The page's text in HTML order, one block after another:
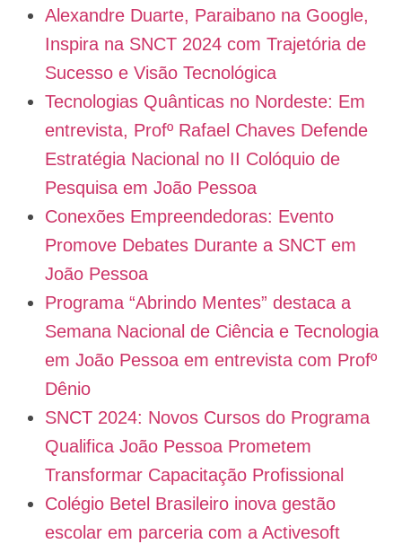
Alexandre Duarte, Paraibano na Google,
Inspira na SNCT 2024 com Trajetória de
Sucesso e Visão Tecnológica
Tecnologias Quânticas no Nordeste: Em
entrevista, Profº Rafael Chaves Defende
Estratégia Nacional no II Colóquio de
Pesquisa em João Pessoa
Conexões Empreendedoras: Evento
Promove Debates Durante a SNCT em
João Pessoa
Programa “Abrindo Mentes” destaca a
Semana Nacional de Ciência e Tecnologia
em João Pessoa em entrevista com Profº
Dênio
SNCT 2024: Novos Cursos do Programa
Qualifica João Pessoa Prometem
Transformar Capacitação Profissional
Colégio Betel Brasileiro inova gestão
escolar em parceria com a Activesoft